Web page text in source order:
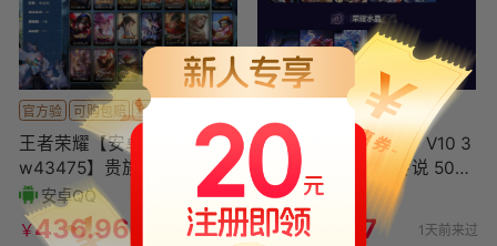
抖音 * 成交 ￥208
* 成交 ￥650
抖音 * 成交 ￥88
烈焰 ****6606 成交 ￥400
鱼乐 ****7484 成交 ￥1000
仙语 ****1436 成交
140
抖音 * 成交 ￥5
仙语 ****8828 200
****0008 获赔
王者 ****5910 获赔 ￥2800.00
三角 ****3661 ￥4850.00
无畏 ****7227 获赔 ￥3860.00
官方验 可购包赔 秒换绑
王者荣耀【安卓QQ】【YX
w43475】贵族等级5/传说
皮肤数量4/史诗皮肤数量3
0/皮肤数量148
安卓QQ
￥436.96 1天前来过
秒换绑
王者荣耀【安卓QQ】V10 3
典藏 4无双 5珍品传说 50传
说 129英雄 402皮肤 典藏英
雄武
安卓QQ
￥3510.87 1天前来过